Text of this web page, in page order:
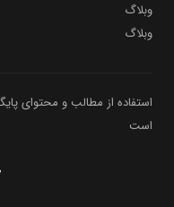
وبلاگ
وبلاگ
استفاده از مطالب و محتوای
است